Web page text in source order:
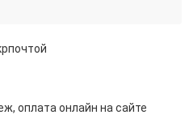
оплата онлайн на сайте